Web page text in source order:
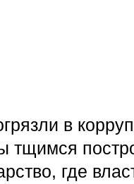
в
тщимся
где